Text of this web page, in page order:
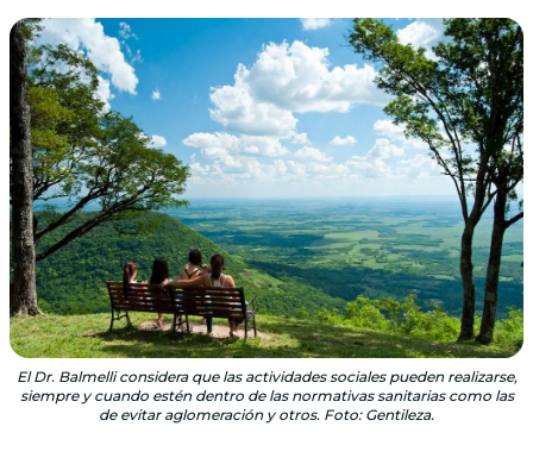
El Dr. Balmelli considera que las actividades sociales pueden realizarse,
siempre y cuando estén dentro de las normativas sanitarias como las
de evitar aglomeración y otros. Foto: Gentileza.